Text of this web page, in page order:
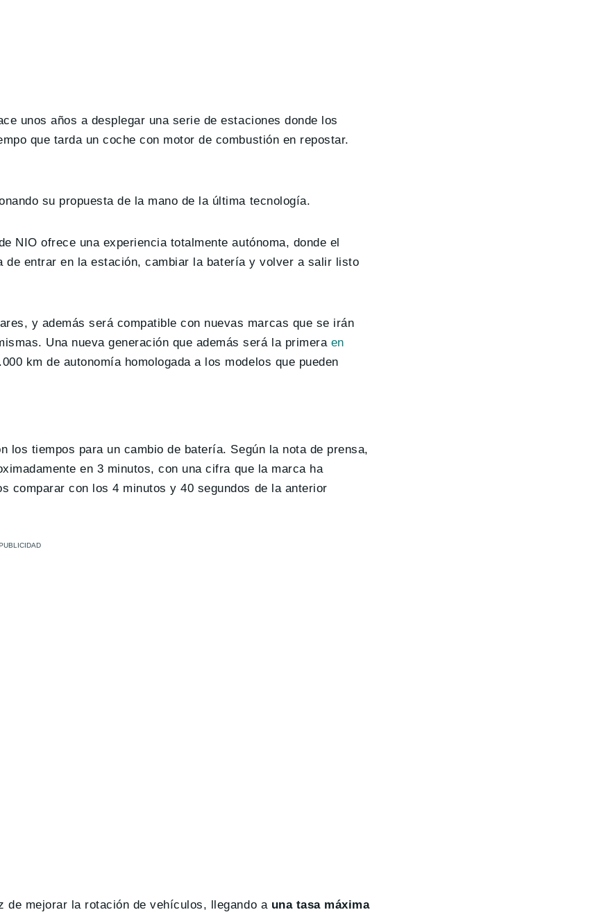
unos años a desplegar una serie de estaciones donde los
que tarda un coche con motor de combustión en repostar.
su propuesta de la mano de la última tecnología.
NIO ofrece una experiencia totalmente autónoma, donde el
entrar en la estación, cambiar la batería y volver a salir listo
y además será compatible con nuevas marcas que se irán
Una nueva generación que además será la primera en
km de autonomía homologada a los modelos que pueden
los tiempos para un cambio de batería. Según la nota de prensa,
en 3 minutos, con una cifra que la marca ha
comparar con los 4 minutos y 40 segundos de la anterior
de mejorar la rotación de vehículos, llegando a una tasa máxima